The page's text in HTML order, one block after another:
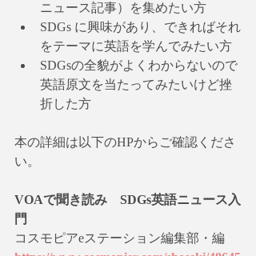
ニュース記事）を集めたい方
SDGs に興味があり、できればそれ
をテーマに英語を学んでみたい方
SDGsの全貌がよくわからないので
英語原文を当たってみたいけど挫
折した方
本の詳細は以下のHPからご確認くださ
い。
VOAで聞き読み　SDGs英語ニュース入
門
コスモピアeステーション編集部・編